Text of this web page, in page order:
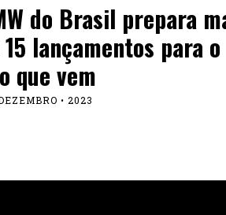
do Brasil prepara
lançamentos para o
que vem
• 2023